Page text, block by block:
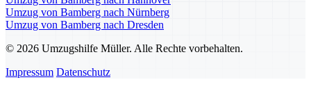
Umzug von Bamberg nach Nürnberg
Umzug von Bamberg nach Dresden
© 2026 Umzugshilfe Müller. Alle Rechte vorbehalten.
Impressum Datenschutz